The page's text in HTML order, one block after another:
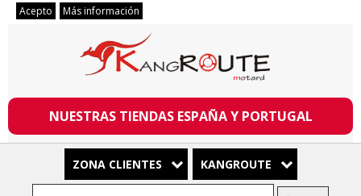
Acepto
Más información
NUESTRAS TIENDAS ESPAÑA Y PORTUGAL
ZONA CLIENTES KANGROUTE